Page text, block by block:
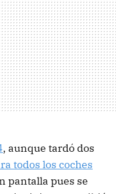
, aunque tardó dos
todos los coches
pantalla pues se